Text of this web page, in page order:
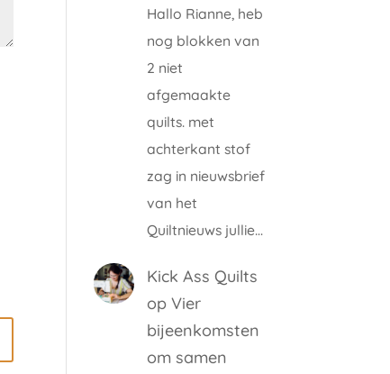
Hallo Rianne, heb
nog blokken van
2 niet
afgemaakte
quilts. met
achterkant stof
zag in nieuwsbrief
van het
Quiltnieuws jullie…
Kick Ass Quilts
op Vier
bijeenkomsten
om samen